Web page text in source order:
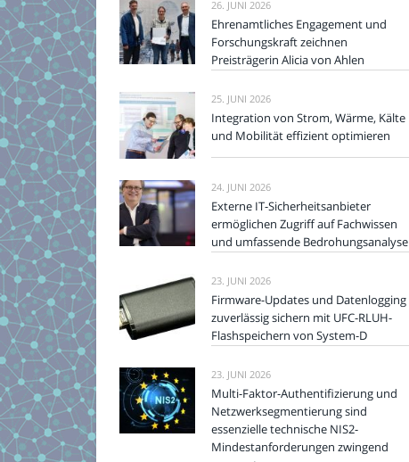
26. JUNI 2026
Ehrenamtliches Engagement und
Forschungskraft zeichnen
Preisträgerin Alicia von Ahlen
25. JUNI 2026
Integration von Strom, Wärme, Kälte
und Mobilität effizient optimieren
24. JUNI 2026
Externe IT-Sicherheitsanbieter
ermöglichen Zugriff auf Fachwissen
und umfassende Bedrohungsanalyse
23. JUNI 2026
Firmware-Updates und Datenlogging
zuverlässig sichern mit UFC-RLUH-
Flashspeichern von System-D
23. JUNI 2026
Multi-Faktor-Authentifizierung und
Netzwerksegmentierung sind
essenzielle technische NIS2-
Mindestanforderungen zwingend